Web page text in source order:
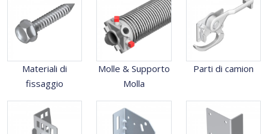
Materiali di
fissaggio
Molle & Supporto
Molla
Parti di camion